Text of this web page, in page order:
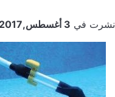
نشرت في 3 أغسطس,2017